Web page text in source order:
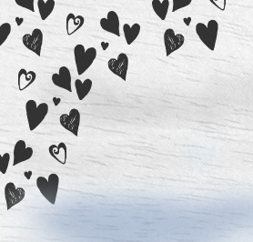
Christer&
08. august 2026